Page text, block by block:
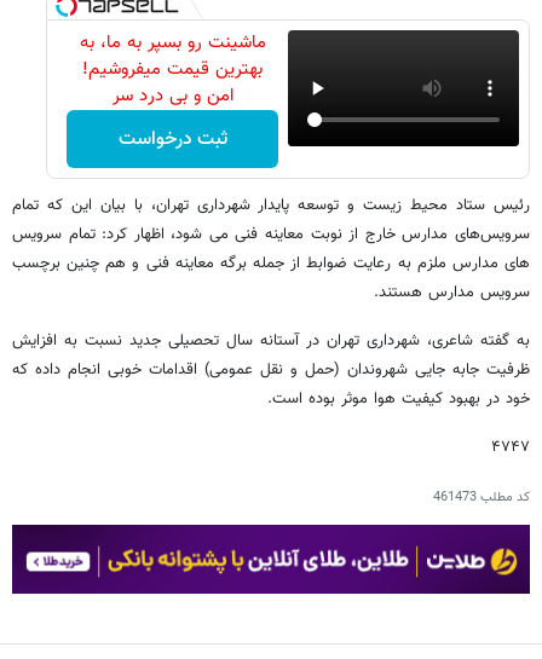
ماشینت رو بسپر به ما، به
بهترین قیمت میفروشیم!
امن و بی درد سر
ثبت درخواست
رئیس ستاد محیط زیست و توسعه پایدار شهرداری تهران، با بیان این که تمام
سرویس‌های مدارس خارج از نوبت معاینه فنی می شود، اظهار کرد: تمام سرویس
های مدارس ملزم به رعایت ضوابط از جمله برگه معاینه فنی و هم چنین برچسب
سرویس مدارس هستند.
به گفته شاعری، شهرداری تهران در آستانه سال تحصیلی جدید نسبت به افزایش
ظرفیت جابه جایی شهروندان (حمل و نقل عمومی) اقدامات خوبی انجام داده که
خود در بهبود کیفیت هوا موثر بوده است.
۴۷۴۷
کد مطلب461473